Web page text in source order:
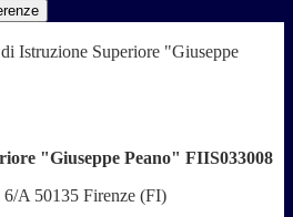
Istruzione Superiore "Giuseppe
"Giuseppe Peano" FIIS033008
A 50135 Firenze (FI)